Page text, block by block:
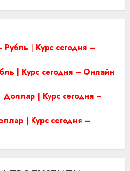
| Курс сегодня –
| Курс сегодня – Онлайн
| Курс сегодня –
| Курс сегодня –